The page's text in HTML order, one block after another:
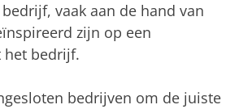
vaak aan de hand van
zijn op een
bedrijf.
bedrijven om de juiste